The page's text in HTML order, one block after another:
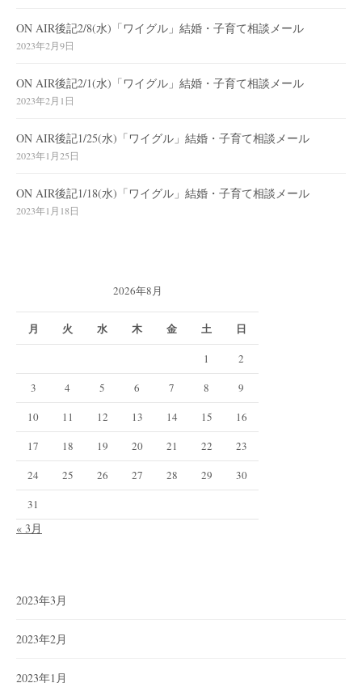
ON AIR後記2/8(水)「ワイグル」結婚・子育て相談メール
2023年2月9日
ON AIR後記2/1(水)「ワイグル」結婚・子育て相談メール
2023年2月1日
ON AIR後記1/25(水)「ワイグル」結婚・子育て相談メール
2023年1月25日
ON AIR後記1/18(水)「ワイグル」結婚・子育て相談メール
2023年1月18日
2026年8月
月 火 水 木 金 土 日
1
2
3
4 5 6 7 8
9
10
11 12 13 14 15
16
17
18 19 20 21 22
23
24
25 26 27 28 29
30
31
« 3月
2023年3月
2023年2月
2023年1月